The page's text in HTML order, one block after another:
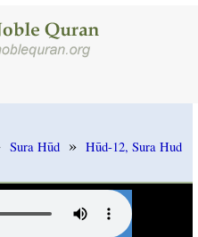
Sura Hūd » Hūd-12, Sura Hud